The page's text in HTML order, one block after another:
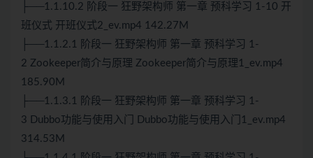
├──1.1.10.2 阶段一 狂野架构师 第一章 预科学习 1-10 开
班仪式 开班仪式2_ev.mp4 142.27M
├──1.1.2.1 阶段一 狂野架构师 第一章 预科学习 1-
2 Zookeeper简介与原理 Zookeeper简介与原理1_ev.mp4
185.90M
├──1.1.3.1 阶段一 狂野架构师 第一章 预科学习 1-
3 Dubbo功能与使用入门 Dubbo功能与使用入门1_ev.mp4
314.53M